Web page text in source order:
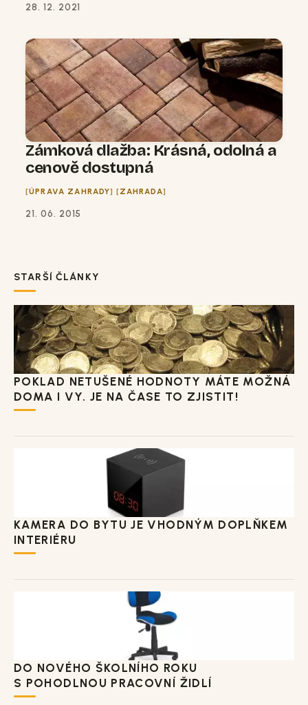
28. 12. 2021
Zámková dlažba: Krásná, odolná a
cenově dostupná
ÚPRAVA ZAHRADY ZAHRADA
21. 06. 2015
STARŠÍ ČLÁNKY
POKLAD NETUŠENÉ HODNOTY MÁTE MOŽNÁ
DOMA I VY. JE NA ČASE TO ZJISTIT!
KAMERA DO BYTU JE VHODNÝM DOPLŇKEM
INTERIÉRU
DO NOVÉHO ŠKOLNÍHO ROKU
S POHODLNOU PRACOVNÍ ŽIDLÍ